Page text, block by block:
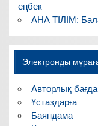
еңбек
АНА ТІЛІМ:
Электронды
Авторлық
Ұстаздарға
Баяндама